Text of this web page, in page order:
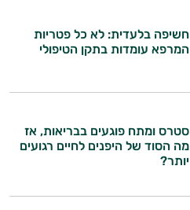
חשיפה בלעדית: לא כל פטריות
המרפא עומדות בתקן הטיפולי
סטרס ומתח פוגעים בבריאות, אז
מה הסוד של היפנים לחיים רגועים
יותר?